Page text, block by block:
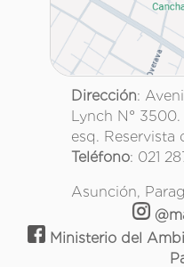
Dirección:
Lynch N° 3500.
esq. Reservista
Teléfono: 021
Asunción,
Ministerio del